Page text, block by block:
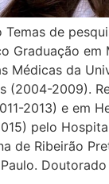
de
Graduação em
Médicas da
(2004-2009).
2013) e em
pelo
de Ribeirão